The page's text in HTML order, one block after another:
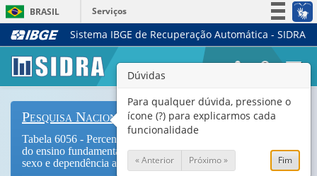
BRASIL
Serviços
Simplifique!
Legislação
Canais
Sistema IBGE de Recuperação Automática - SIDRA
Pesquisa Nacional de Saúde do Escolar
Tabela 6056 - Percentual de escolares frequentando o 9º ano
do ensino fundamental que já tiveram relação sexual, por
sexo e dependência administrativa da escola
Dúvidas
Para qualquer dúvida, pressione o
ícone (?) para explicarmos cada
funcionalidade
« Anterior Próximo » Fim